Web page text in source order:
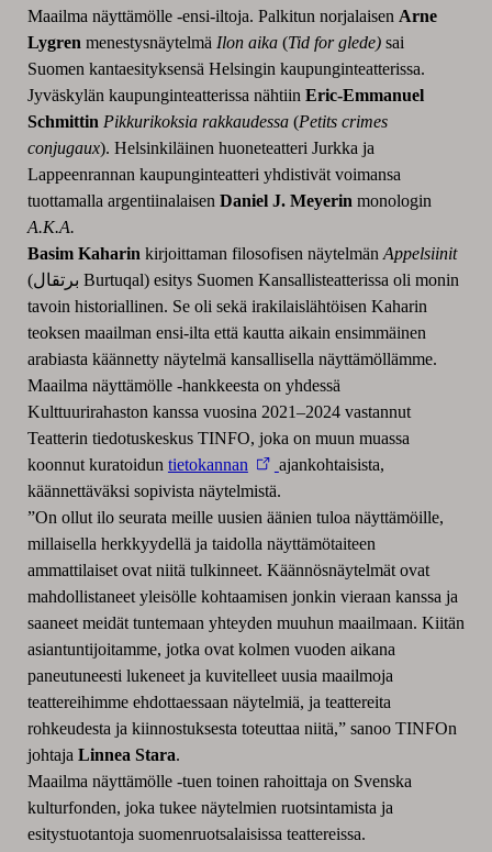
Maailma näyttämölle -ensi-iltoja. Palkitun norjalaisen Arne
Lygren menestysnäytelmä Ilon aika(Tid for glede)sai
Suomen kantaesityksensä Helsingin kaupunginteatterissa.
Jyväskylän kaupunginteatterissa nähtiin Eric-Emmanuel
Schmittin Pikkurikoksia rakkaudessa(Petits crimes
conjugaux). Helsinkiläinen huoneteatteri Jurkka ja
Lappeenrannan kaupunginteatteri yhdistivät voimansa
tuottamalla argentiinalaisen Daniel J. Meyerin monologin
A.K.A.
Basim Kaharin kirjoittaman filosofisen näytelmän Appelsiinit
(برتقال Burtuqal) esitys Suomen Kansallisteatterissa oli monin
tavoin historiallinen. Se oli sekä irakilaislähtöisen Kaharin
teoksen maailman ensi-ilta että kautta aikain ensimmäinen
arabiasta käännetty näytelmä kansallisella näyttämöllämme.
Maailma näyttämölle -hankkeesta on yhdessä
Kulttuurirahaston kanssa vuosina 2021–2024 vastannut
Teatterin tiedotuskeskus TINFO, joka on muun muassa
koonnut kuratoidun tietokannan
ajankohtaisista,
käännettäväksi sopivista näytelmistä.
”On ollut ilo seurata meille uusien äänien tuloa näyttämöille,
millaisella herkkyydellä ja taidolla näyttämötaiteen
ammattilaiset ovat niitä tulkinneet. Käännösnäytelmät ovat
mahdollistaneet yleisölle kohtaamisen jonkin vieraan kanssa ja
saaneet meidät tuntemaan yhteyden muuhun maailmaan. Kiitän
asiantuntijoitamme, jotka ovat kolmen vuoden aikana
paneutuneesti lukeneet ja kuvitelleet uusia maailmoja
teattereihimme ehdottaessaan näytelmiä, ja teattereita
rohkeudesta ja kiinnostuksesta toteuttaa niitä,” sanoo TINFOn
johtaja Linnea Stara.
Maailma näyttämölle -tuen toinen rahoittaja on Svenska
kulturfonden, joka tukee näytelmien ruotsintamista ja
esitystuotantoja suomenruotsalaisissa teattereissa.